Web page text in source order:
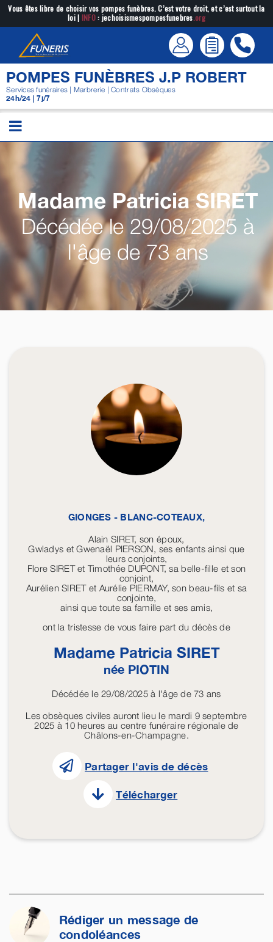
Passer
contenu
Vous êtes libre de choisir vos pompes funèbres. C’est votre droit, et c’est surtout la
loi | INFO: jechoisismespompesfunebres.org
POMPES FUNÈBRES J.P ROBERT
Services funéraires | Marbrerie | Contrats Obsèques
24h/24 | 7j/7
Madame PatriciaSIRET
Décédée le 29/08/2025 à
l'âge de 73 ans
GIONGES - BLANC-COTEAUX,
Alain SIRET, son époux,
Gwladys et Gwenaël PIERSON, ses enfants ainsi que
leurs conjoints,
Flore SIRET et Timothée DUPONT, sa belle-fille et son
conjoint,
Aurélien SIRET et Aurélie PIERMAY, son beau-fils et sa
conjointe,
ainsi que toute sa famille et ses amis,
ont la tristesse de vous faire part du décès de
Madame Patricia SIRET
née PIOTIN
Décédée le 29/08/2025 à l'âge de 73 ans
Les obsèques civiles auront lieu le mardi 9 septembre
2025 à 10 heures au centre funéraire régionale de
Châlons-en-Champagne.
Partager l'avis de décès
Télécharger
Rédiger un message de
condoléances